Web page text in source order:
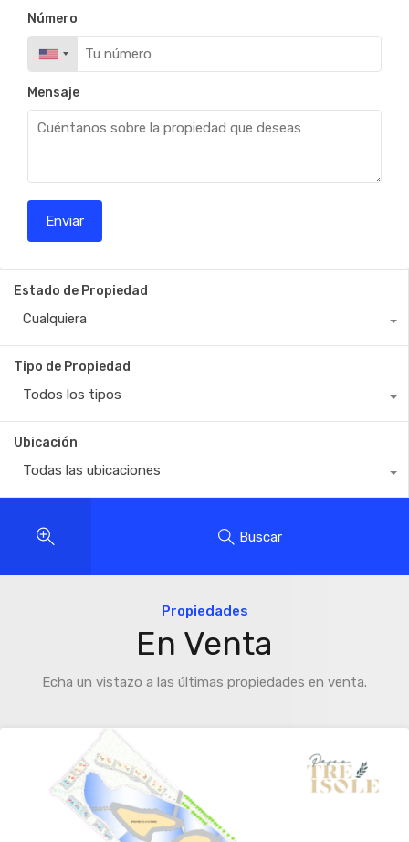
Número
Mensaje
Estado de Propiedad
Cualquiera
Tipo de Propiedad
Todos los tipos
Ubicación
Todas las ubicaciones
Buscar
Propiedades
En Venta
Echa un vistazo a las últimas propiedades en venta.